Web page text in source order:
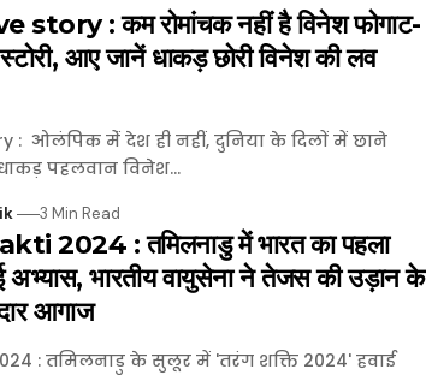
: कम रोमांचक नहीं है विनेश फोगाट-
आए जानें धाकड़ छाेरी विनेश की लव
: ओलंपिक मेंं देश ही नहीं, दुनिया के दिलाें में छाने
पहलवान विनेश…
3 Min Read
2024 : तमिलनाडु में भारत का पहला
अभ्यास, भारतीय वायुसेना ने तेजस की उड़ान के
आगाज
: तमिलनाडु के सुलूर में 'तरंग शक्ति 2024' हवाई